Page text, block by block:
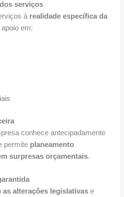
serviços
à realidade específica da
em:
conhece antecipadamente
permite planeamento
surpresas orçamentais.
as alterações legislativase